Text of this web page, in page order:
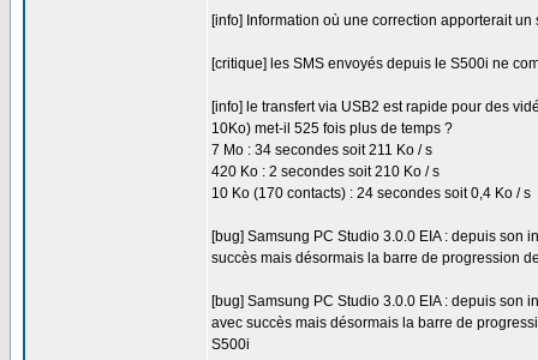
[info] Information où une correction apporterait
[critique] les SMS envoyés depuis le S500i ne
[info] le transfert via USB2 est rapide pour des
10Ko) met-il 525 fois plus de temps ?
7 Mo : 34 secondes soit 211 Ko / s
420 Ko : 2 secondes soit 210 Ko / s
10 Ko (170 contacts) : 24 secondes soit 0,4 Ko / s
[bug] Samsung PC Studio 3.0.0 EIA : depuis son
succès mais désormais la barre de progression
[bug] Samsung PC Studio 3.0.0 EIA : depuis son
avec succès mais désormais la barre de
S500i